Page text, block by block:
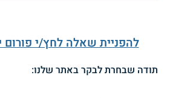
להפניית שאלה לחץ/י פורום
תודה שבחרת לבקר באתר שלנו: